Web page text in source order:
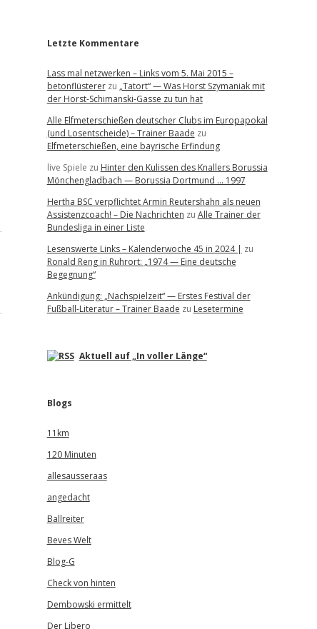
Letzte Kommentare
Lass mal netzwerken – Links vom 5. Mai 2015 –
betonflüstererzu „Tatort“ — Was Horst Szymaniak mit
der Horst-Schimanski-Gasse zu tun hat
Alle Elfmeterschießen deutscher Clubs im Europapokal
(und Losentscheide) – Trainer Baade zu
Elfmeterschießen, eine bayrische Erfindung
live Spiele zu Hinter den Kulissen des Knallers Borussia
Mönchengladbach — Borussia Dortmund … 1997
Hertha BSC verpflichtet Armin Reutershahn als neuen
Assistenzcoach! – Die Nachrichten zu Alle Trainer der
Bundesliga in einer Liste
Lesenswerte Links – Kalenderwoche 45 in 2024 | zu
Ronald Reng in Ruhrort: „1974 — Eine deutsche
Begegnung“
Ankündigung: „Nachspielzeit“ — Erstes Festival der
Fußball-Literatur – Trainer Baade zu Lesetermine
Aktuell auf „In voller Länge“
Blogs
11km
120 Minuten
allesausseraas
angedacht
Ballreiter
Beves Welt
Blog-G
Check von hinten
Dembowski ermittelt
Der Libero